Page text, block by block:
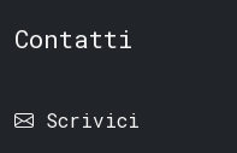
Contatti
Scrivici